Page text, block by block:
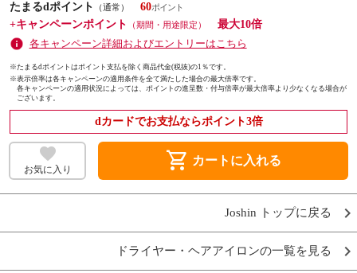
たまるdポイント
（通常）
60
+キャンペーンポイント
（期間・用途限定）
最大10倍
各キャンペーン詳細およびエントリーはこちら
※たまるdポイントはポイント支払を除く商品代金(税抜)の1％です。
※表示倍率は各キャンペーンの適用条件を全て満たした場合の最大倍率です。
各キャンペーンの適用状況によっては、ポイントの進呈数・付与倍率が最大倍率より少なくなる場合が
ございます。
dカードでお支払ならポイント3倍
お気に入り shopping_cart カートに入れる
Joshin トップに戻る
ドライヤー・ヘアアイロンの一覧を見る